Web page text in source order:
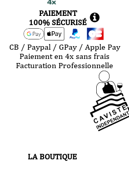
PAIEMENT
100% SÉCURISÉ
CB / Paypal / GPay / Apple Pay
Paiement en 4x sans frais
Facturation Professionnelle
LA BOUTIQUE